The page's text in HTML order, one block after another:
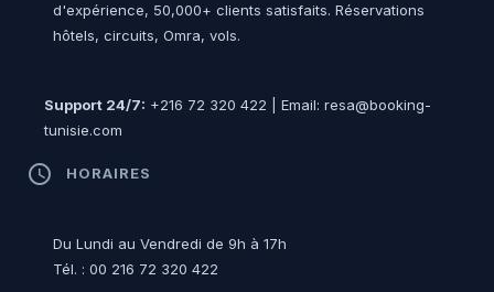
d'expérience, 50,000+ clients satisfaits. Réservations
hôtels, circuits, Omra, vols.
Support 24/7: +216 72 320 422 | Email: resa@booking-
tunisie.com
access_time HORAIRES
Du Lundi au Vendredi de 9h à 17h
Tél. : 00 216 72 320 422